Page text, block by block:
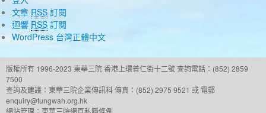
文章 RSS 訂閱
迴響 RSS 訂閱
WordPress 台灣正體中文
版權所有 1996-2023 東華三院香港上環普仁街十二號查詢電話：(852) 2859
7500
查詢及建議： 東華三院企業傳訊科傳真：(852) 2975 9521 或 電郵
enquiry@tungwah.org.hk
網站管理： 東華三院網頁私隱條例